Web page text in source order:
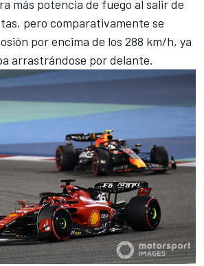
más potencia de fuego al salir de
pero comparativamente se
por encima de los 288 km/h, ya
arrastrándose por delante.